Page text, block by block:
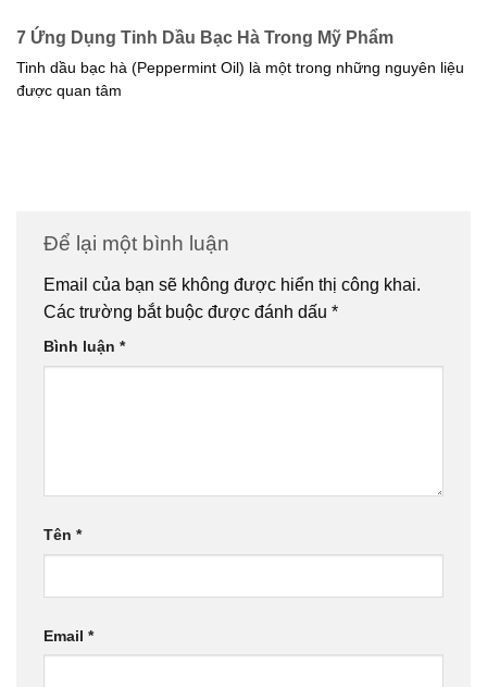
7 Ứng Dụng Tinh Dầu Bạc Hà Trong Mỹ Phẩm
Tinh dầu bạc hà (Peppermint Oil) là một trong những nguyên liệu
được quan tâm
Để lại một bình luận
Email của bạn sẽ không được hiển thị công khai.
Các trường bắt buộc được đánh dấu *
Bình luận *
Tên *
Email *